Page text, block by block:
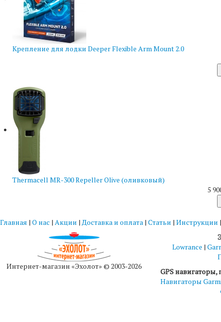
Крепление для лодки Deeper Flexible Arm Mount 2.0
Thermacell MR-300 Repeller Olive (оливковый)
5
Главная | О нас | Акции |Доставка и оплата | Статьи | Инструкции
Интернет-магазин «Эхолот» © 2003-2026
Lowrance |
GPS
Навигаторы